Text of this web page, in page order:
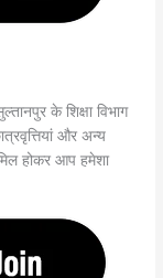
के शिक्षा विभाग
और अन्य
होकर आप हमेशा